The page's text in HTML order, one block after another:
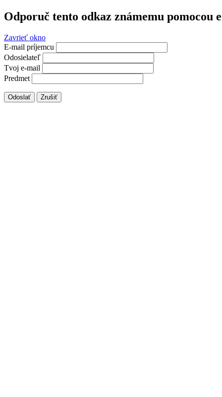
Odporuč tento odkaz známemu pomocou
Zavrieť okno
E-mail príjemcu
Odosielateľ
Tvoj e-mail
Predmet
Odoslať Zrušiť